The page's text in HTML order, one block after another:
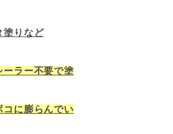
塗りなど
ーラー不要で塗
コに膨らんでい